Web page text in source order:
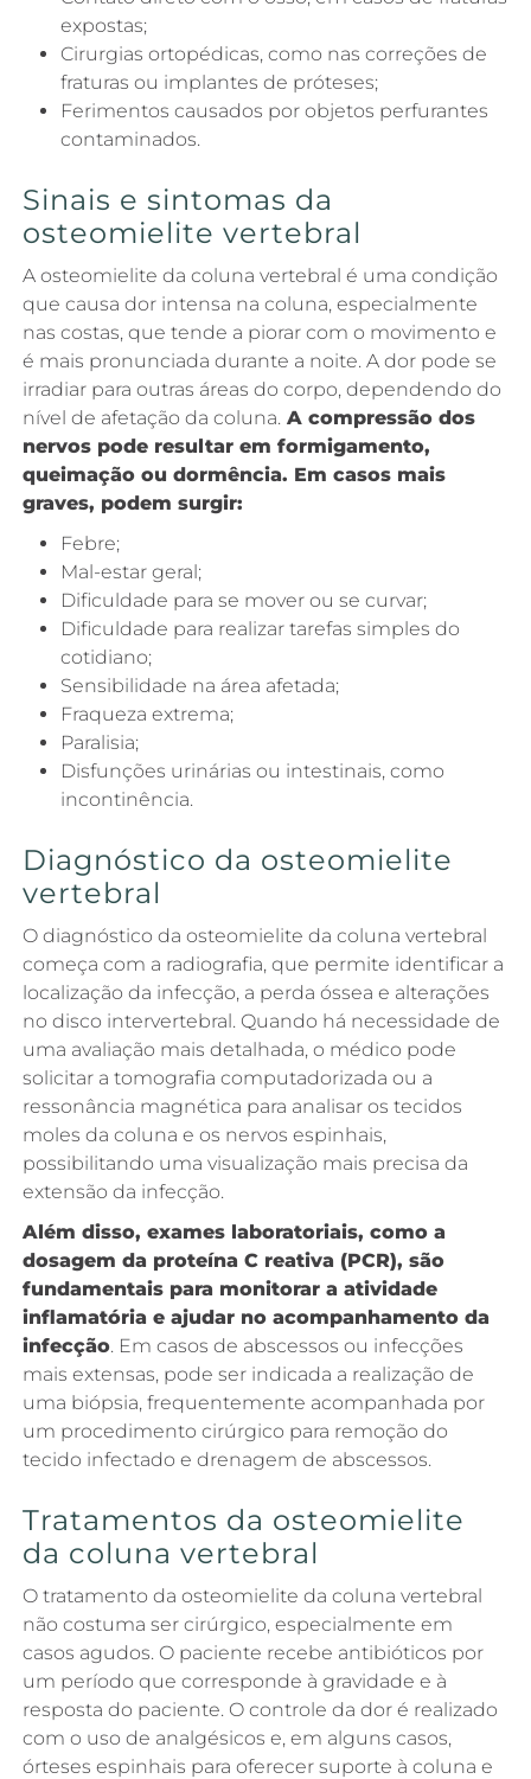
expostas;
Cirurgias ortopédicas, como nas correções de
fraturas ou implantes de próteses;
Ferimentos causados por objetos perfurantes
contaminados.
Sinais e sintomas da
osteomielite vertebral
A osteomielite da coluna vertebral é uma condição
que causa dor intensa na coluna, especialmente
nas costas, que tende a piorar com o movimento e
é mais pronunciada durante a noite. A dor pode se
irradiar para outras áreas do corpo, dependendo do
nível de afetação da coluna. A compressão dos
nervos pode resultar em formigamento,
queimação ou dormência. Em casos mais
graves, podem surgir:
Febre;
Mal-estar geral;
Dificuldade para se mover ou se curvar;
Dificuldade para realizar tarefas simples do
cotidiano;
Sensibilidade na área afetada;
Fraqueza extrema;
Paralisia;
Disfunções urinárias ou intestinais, como
incontinência.
Diagnóstico da osteomielite
vertebral
O diagnóstico da osteomielite da coluna vertebral
começa com a radiografia, que permite identificar a
localização da infecção, a perda óssea e alterações
no disco intervertebral. Quando há necessidade de
uma avaliação mais detalhada, o médico pode
solicitar a tomografia computadorizada ou a
ressonância magnética para analisar os tecidos
moles da coluna e os nervos espinhais,
possibilitando uma visualização mais precisa da
extensão da infecção.
Além disso, exames laboratoriais, como a
dosagem da proteína C reativa (PCR), são
fundamentais para monitorar a atividade
inflamatória e ajudar no acompanhamento da
infecção. Em casos de abscessos ou infecções
mais extensas, pode ser indicada a realização de
uma biópsia, frequentemente acompanhada por
um procedimento cirúrgico para remoção do
tecido infectado e drenagem de abscessos.
Tratamentos da osteomielite
da coluna vertebral
O tratamento da osteomielite da coluna vertebral
não costuma ser cirúrgico, especialmente em
casos agudos. O paciente recebe antibióticos por
um período que corresponde à gravidade e à
resposta do paciente. O controle da dor é realizado
com o uso de analgésicos e, em alguns casos,
órteses espinhais para oferecer suporte à coluna e